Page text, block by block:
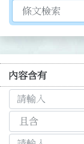
切換選擇法規資
內容含有